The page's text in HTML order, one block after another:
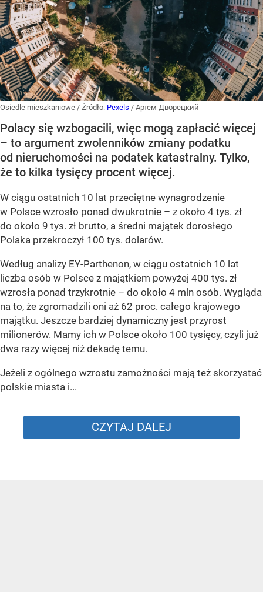
Osiedle mieszkaniowe / Źródło: Pexels / Артем Дворецкий
Polacy się wzbogacili, więc mogą zapłacić więcej
– to argument zwolenników zmiany podatku
od nieruchomości na podatek katastralny. Tylko,
że to kilka tysięcy procent więcej.
W ciągu ostatnich 10 lat przeciętne wynagrodzenie
w Polsce wzrosło ponad dwukrotnie – z około 4 tys. zł
do około 9 tys. zł brutto, a średni majątek dorosłego
Polaka przekroczył 100 tys. dolarów.
Według analizy EY-Parthenon, w ciągu ostatnich 10 lat
liczba osób w Polsce z majątkiem powyżej 400 tys. zł
wzrosła ponad trzykrotnie – do około 4 mln osób. Wygląda
na to, że zgromadzili oni aż 62 proc. całego krajowego
majątku. Jeszcze bardziej dynamiczny jest przyrost
milionerów. Mamy ich w Polsce około 100 tysięcy, czyli już
dwa razy więcej niż dekadę temu.
Jeżeli z ogólnego wzrostu zamożności mają też skorzystać
polskie miasta i...
CZYTAJ DALEJ